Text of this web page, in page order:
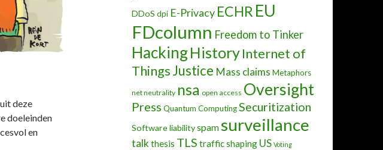
deze
doeleinden
en
DDoS dpi E-Privacy ECHR EU
FDcolumn Freedom to Tinker
HackingHistoryInternet of
ThingsJustice Mass claims Metaphors
net neutrality nsa open access Oversight
Press Quantum ComputingSecuritization
Software liabilityspamsurveillance
talk thesis TLS traffic shaping US Voting